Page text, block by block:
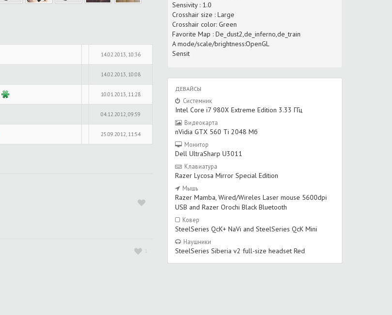
14.02.2013, 10:36
14.02.2013, 10:08
10.01.2013, 11:28
04.12.2012, 09:59
25.09.2012, 11:54
1
Sensivity : 1.0
Crosshair size : Large
Crosshair color: Green
Favorite Map : De_dust2,de_inferno,de_train
A mode/scale/brightness:OpenGL
Sensit
ДЕВАЙСЫ
Системник
Intel Core i7 980X Extreme Edition 3.33 ГГц
Видеокарта
nVidia GTX 560 Ti 2048 Мб
Монитор
Dell UltraSharp U3011
Клавиатура
Razer Lycosa Mirror Special Edition
Мышь
Razer Mamba, Wired/Wireles Laser mouse 5600dpi
USB and Razer Orochi Black Bluetooth
Ковер
SteelSeries QcK+ NaVi and SteelSeries QcK Mini
Наушники
SteelSeries Siberia v2 full-size headset Red